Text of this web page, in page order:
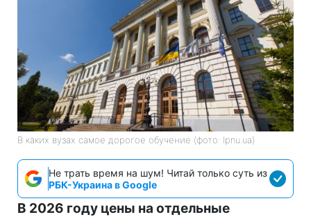
В каких вузах самое дорогое обучение (фото: lpnu.ua)
Не трать время на шум! Читай только суть из
РБК-Украина в Google
В 2026 году цены на отдельные